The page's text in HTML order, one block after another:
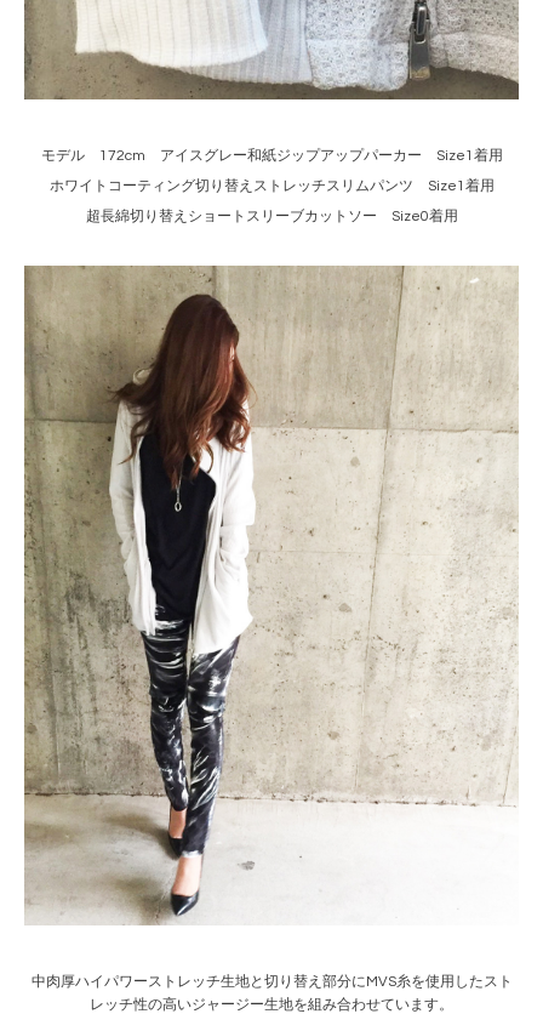
モデル 172cm アイスグレー和紙ジップアップパーカー Size1着用
ホワイトコーティング切り替えストレッチスリムパンツ Size1着用
超長綿切り替えショートスリーブカットソー Size0着用
中肉厚ハイパワーストレッチ生地と切り替え部分にMVS糸を使用したスト
レッチ性の高いジャージー生地を組み合わせています。